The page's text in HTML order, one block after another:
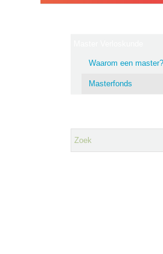
Waarom een master?
Masterfonds